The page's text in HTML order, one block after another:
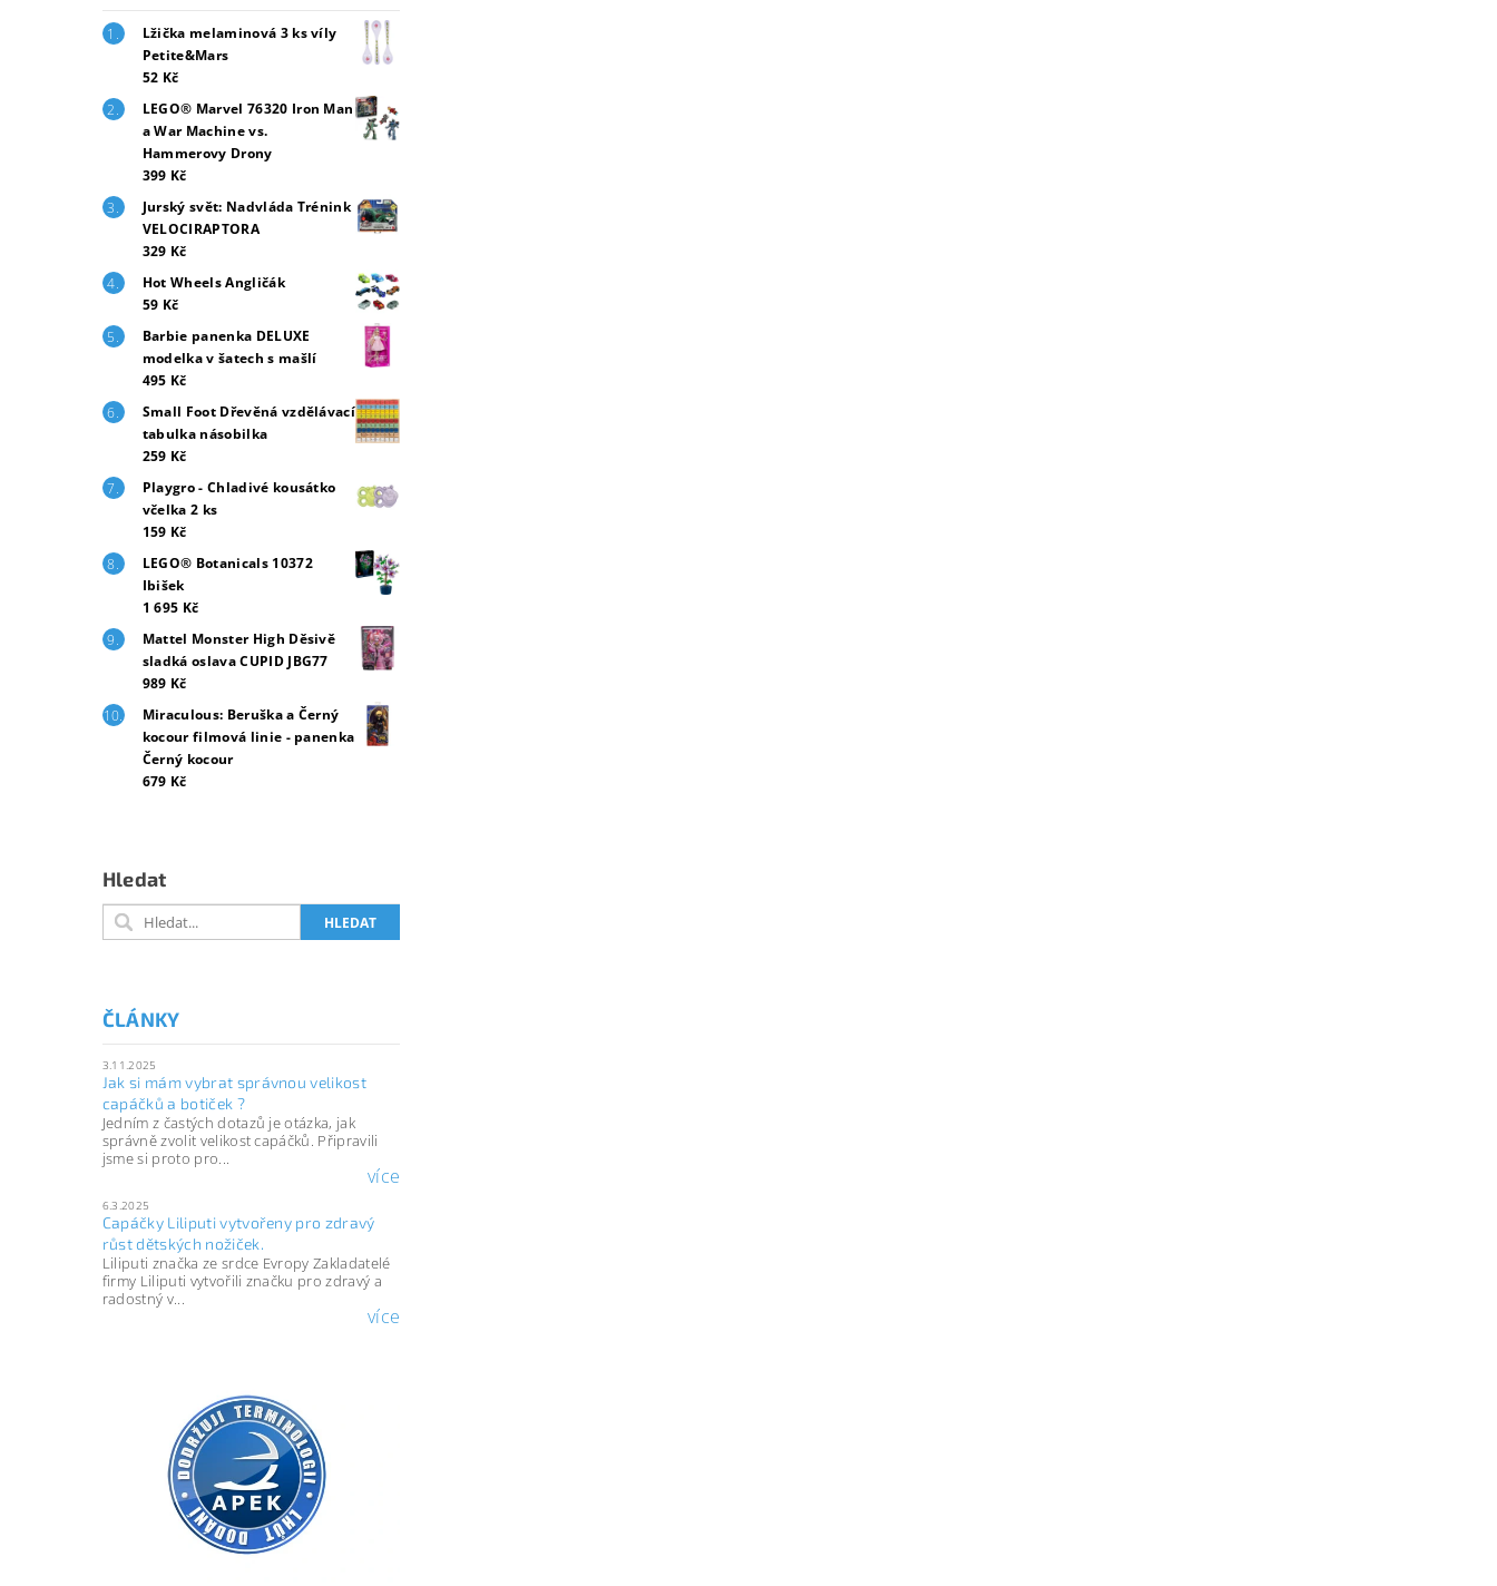
Lžička melaminová 3 ks víly
Petite&Mars
52 Kč
LEGO® Marvel 76320 Iron Man
a War Machine vs.
Hammerovy Drony
399 Kč
Jurský svět: Nadvláda Trénink
VELOCIRAPTORA
329 Kč
Hot Wheels Angličák
59 Kč
Barbie panenka DELUXE
modelka v šatech s mašlí
495 Kč
Small Foot Dřevěná vzdělávací
tabulka násobilka
259 Kč
Playgro - Chladivé kousátko
včelka 2 ks
159 Kč
LEGO® Botanicals 10372
Ibišek
1 695 Kč
Mattel Monster High Děsivě
sladká oslava CUPID JBG77
989 Kč
Miraculous: Beruška a Černý
kocour filmová linie - panenka
Černý kocour
679 Kč
Hledat
ČLÁNKY
3.11.2025
Jak si mám vybrat správnou velikost
capáčků a botiček ?
Jedním z častých dotazů je otázka, jak
správně zvolit velikost capáčků. Připravili
jsme si proto pro...
více
6.3.2025
Capáčky Liliputi vytvořeny pro zdravý
růst dětských nožiček.
Liliputi značka ze srdce Evropy Zakladatelé
firmy Liliputi vytvořili značku pro zdravý a
radostný v...
více